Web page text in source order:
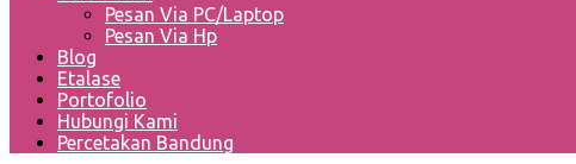
Pesan Via PC/Laptop
Pesan Via Hp
Blog
Etalase
Portofolio
Hubungi Kami
Percetakan Bandung